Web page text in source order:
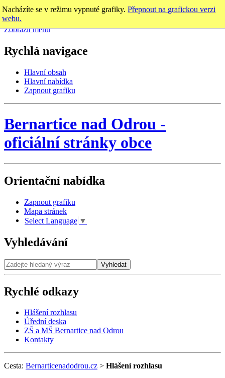
Zobrazit menu
Nacházíte se v režimu vypnuté grafiky.Přepnout na grafickou verzi
webu.
Rychlá navigace
Hlavní obsah
Hlavní nabídka
Zapnout grafiku
Bernartice nad Odrou -
oficiální stránky obce
Orientační nabídka
Zapnout grafiku
Mapa stránek
Select Language ▼
Vyhledávání
Vyhledat
Rychlé odkazy
Hlášení rozhlasu
Úřední deska
ZŠ a MŠ Bernartice nad Odrou
Kontakty
Cesta: Bernarticenadodrou.cz > Hlášení rozhlasu